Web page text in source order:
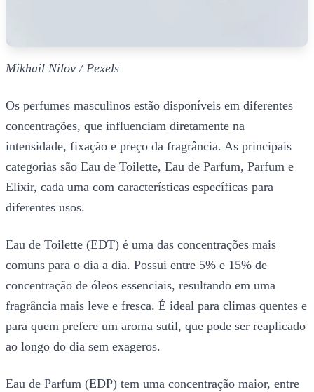
Mikhail Nilov / Pexels
Os perfumes masculinos estão disponíveis em diferentes
concentrações, que influenciam diretamente na
intensidade, fixação e preço da fragrância. As principais
categorias são Eau de Toilette, Eau de Parfum, Parfum e
Elixir, cada uma com características específicas para
diferentes usos.
Eau de Toilette (EDT) é uma das concentrações mais
comuns para o dia a dia. Possui entre 5% e 15% de
concentração de óleos essenciais, resultando em uma
fragrância mais leve e fresca. É ideal para climas quentes e
para quem prefere um aroma sutil, que pode ser reaplicado
ao longo do dia sem exageros.
Eau de Parfum (EDP) tem uma concentração maior, entre